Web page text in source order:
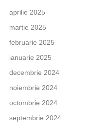
aprilie 2025
martie 2025
februarie 2025
ianuarie 2025
decembrie 2024
noiembrie 2024
octombrie 2024
septembrie 2024